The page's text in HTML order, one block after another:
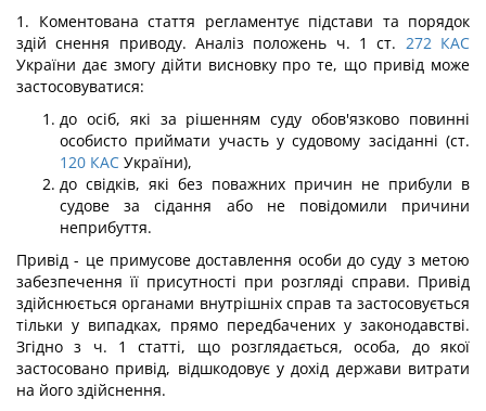
1. Коментована стаття регламентує підстави та порядок
здій снення приводу. Аналіз положень ч. 1 ст. 272 КАС
України дає змогу дійти висновку про те, що привід може
застосовуватися:
до осіб, які за рішенням суду обов'язково повинні
особисто приймати участь у судовому засіданні (ст.
120 КАС України),
до свідків, які без поважних причин не прибули в
судове за сідання або не повідомили причини
неприбуття.
Привід - це примусове доставлення особи до суду з метою
забезпечення її присутності при розгляді справи. Привід
здійснюється органами внутрішніх справ та застосовується
тільки у випадках, прямо передбачених у законодавстві.
Згідно з ч. 1 статті, що розглядається, особа, до якої
застосовано привід, відшкодовує у дохід держави витрати
на його здійснення.